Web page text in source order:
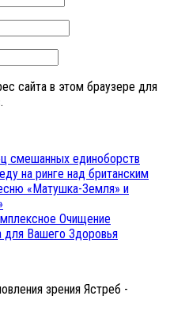
сайта в этом браузере для
смешанных единоборств
на ринге над британским
«Матушка-Земля» и
Очищение
Вашего Здоровья
зрения Ястреб -